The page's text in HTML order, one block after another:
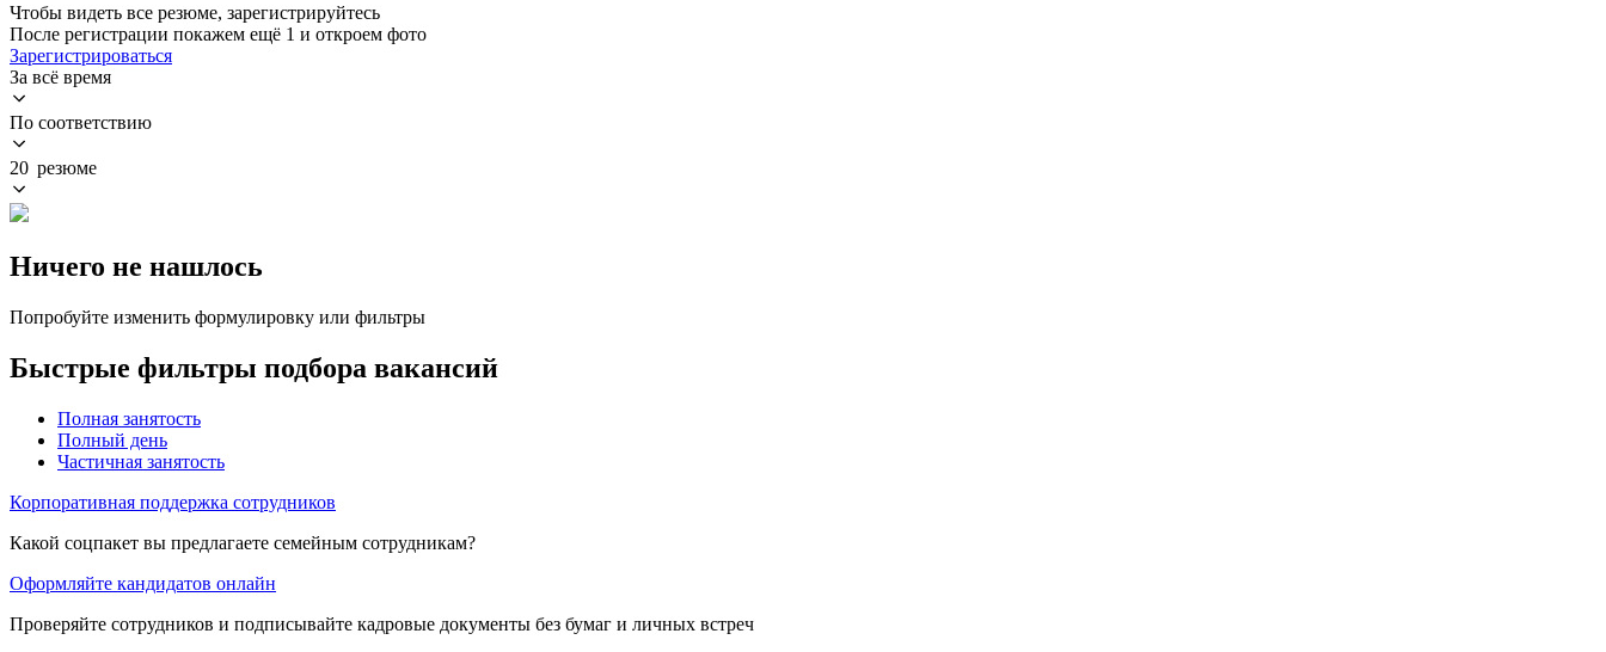
Чтобы видеть все резюме, зарегистрируйтесь
После регистрации покажем ещё 1 и откроем фото
Зарегистрироваться
За всё время
По соответствию
20 резюме
Ничего не нашлось
Попробуйте изменить формулировку или фильтры
Быстрые фильтры подбора вакансий
Полная занятость
Полный день
Частичная занятость
Корпоративная поддержка сотрудников
Какой соцпакет вы предлагаете семейным сотрудникам?
Оформляйте кандидатов онлайн
Проверяйте сотрудников и подписывайте кадровые документы без бумаг и личных встреч